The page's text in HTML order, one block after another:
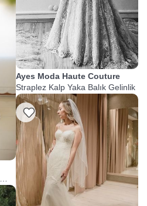
Ayes Moda Haute Couture
Straplez Kalp Yaka Balık Gelinlik
Listeme Ekle